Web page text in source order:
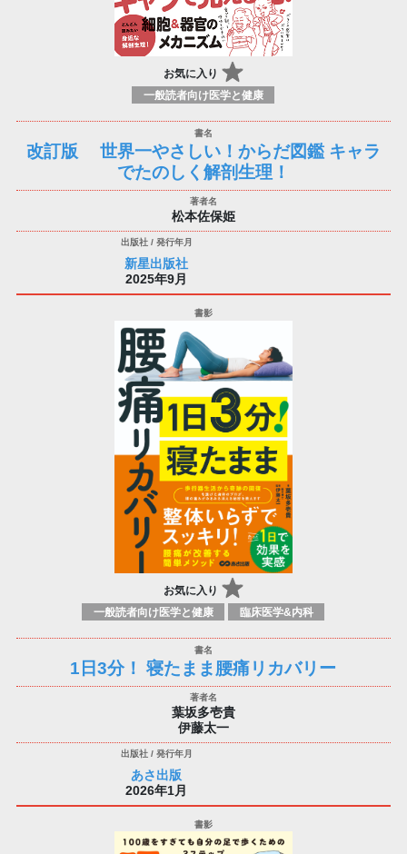
お気に入り
一般読者向け医学と健康
改訂版 世界一やさしい！からだ図鑑 キャラ
でたのしく解剖生理！
松本佐保姫
新星出版社
2025年9月
お気に入り
一般読者向け医学と健康 臨床医学&内科
1日3分！ 寝たまま腰痛リカバリー
葉坂多壱貴
伊藤太一
あさ出版
2026年1月